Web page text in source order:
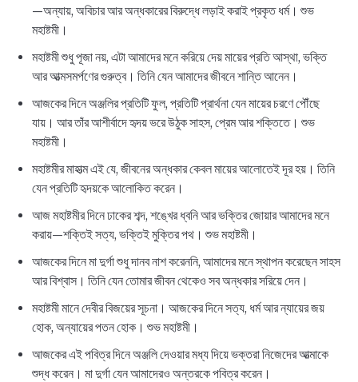
—অন্যায়, অবিচার আর অন্ধকারের বিরুদ্ধে লড়াই করাই প্রকৃত ধর্ম। শুভ
মহাষ্টমী।
মহাষ্টমী শুধু পূজা নয়, এটা আমাদের মনে করিয়ে দেয় মায়ের প্রতি আস্থা, ভক্তি
আর আত্মসমর্পণের গুরুত্ব। তিনি যেন আমাদের জীবনে শান্তি আনেন।
আজকের দিনে অঞ্জলির প্রতিটি ফুল, প্রতিটি প্রার্থনা যেন মায়ের চরণে পৌঁছে
যায়। আর তাঁর আশীর্বাদে হৃদয় ভরে উঠুক সাহস, প্রেম আর শক্তিতে। শুভ
মহাষ্টমী।
মহাষ্টমীর মাহাত্ম এই যে, জীবনের অন্ধকার কেবল মায়ের আলোতেই দূর হয়। তিনি
যেন প্রতিটি হৃদয়কে আলোকিত করেন।
আজ মহাষ্টমীর দিনে ঢাকের শব্দ, শঙ্খের ধ্বনি আর ভক্তির জোয়ার আমাদের মনে
করায়—শক্তিই সত্য, ভক্তিই মুক্তির পথ। শুভ মহাষ্টমী।
আজকের দিনে মা দুর্গা শুধু দানব নাশ করেননি, আমাদের মনে স্থাপন করেছেন সাহস
আর বিশ্বাস। তিনি যেন তোমার জীবন থেকেও সব অন্ধকার সরিয়ে দেন।
মহাষ্টমী মানে দেবীর বিজয়ের সূচনা। আজকের দিনে সত্য, ধর্ম আর ন্যায়ের জয়
হোক, অন্যায়ের পতন হোক। শুভ মহাষ্টমী।
আজকের এই পবিত্র দিনে অঞ্জলি দেওয়ার মধ্য দিয়ে ভক্তরা নিজেদের আত্মাকে
শুদ্ধ করেন। মা দুর্গা যেন আমাদেরও অন্তরকে পবিত্র করেন।